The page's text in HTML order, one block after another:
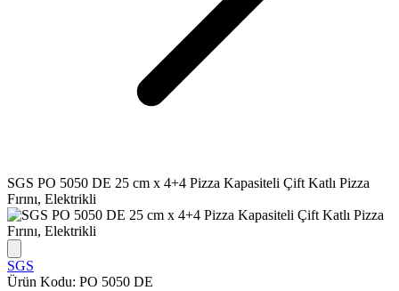
SGS PO 5050 DE 25 cm x 4+4 Pizza Kapasiteli Çift Katlı Pizza
Fırını, Elektrikli
SGS
Ürün Kodu: PO 5050 DE